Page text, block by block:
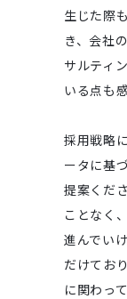
生じた際
き、会社
サルティ
いる点も
採用戦略
ータに基
提案くだ
ことなく
進んでい
だけてお
に関わっ